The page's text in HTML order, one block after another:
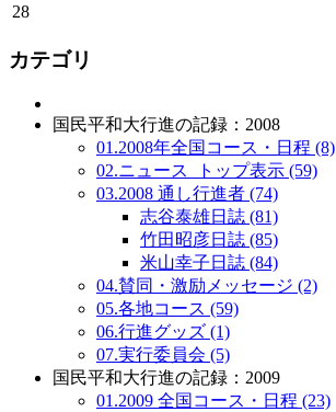
28
カテゴリ
国民平和大行進の記録：2008
01.2008年全国コース・日程 (8)
02.ニュース_トップ表示 (59)
03.2008 通し行進者 (74)
志谷泰雄日誌 (81)
竹田昭彦日誌 (85)
米山幸子日誌 (84)
04.賛同・激励メッセージ (2)
05.各地コース (59)
06.行進グッズ (1)
07.実行委員会 (5)
国民平和大行進の記録：2009
01.2009 全国コース・日程 (23)